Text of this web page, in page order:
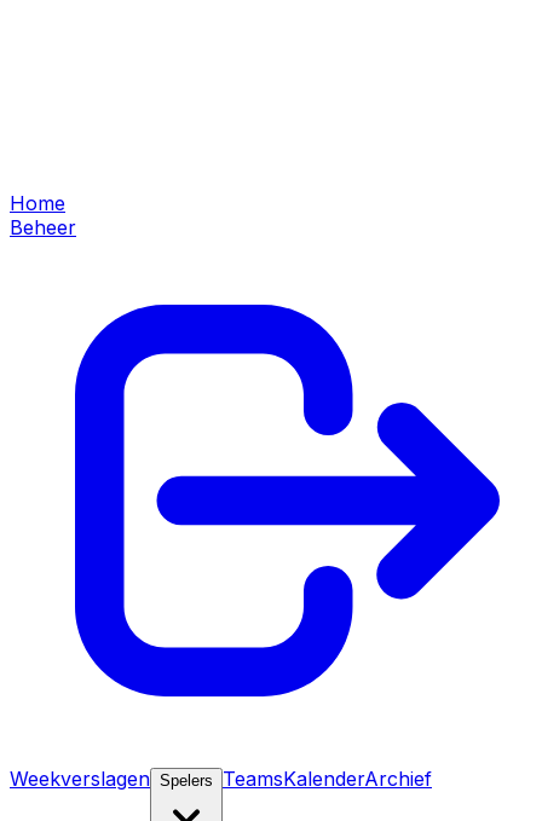
Home
Beheer
Weekverslagen Spelers TeamsKalenderArchief